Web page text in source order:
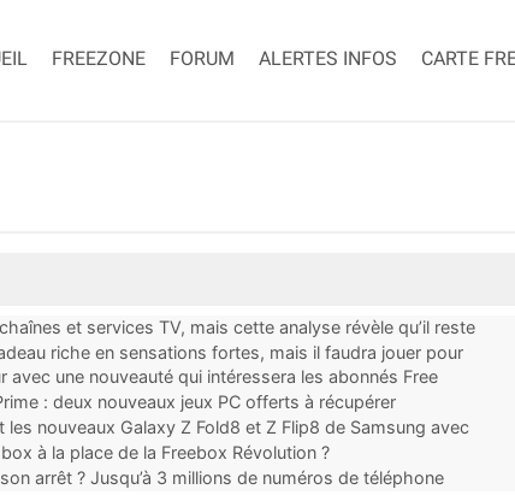
FREEZONE FORUM ALERTES INFOS CARTE
et services TV, mais cette analyse révèle qu’il reste
riche en sensations fortes, mais il faudra jouer pour
avec une nouveauté qui intéressera les abonnés Free
: deux nouveaux jeux PC offerts à récupérer
les nouveaux Galaxy Z Fold8 et Z Flip8 de Samsung avec
à la place de la Freebox Révolution ?
arrêt ? Jusqu’à 3 millions de numéros de téléphone